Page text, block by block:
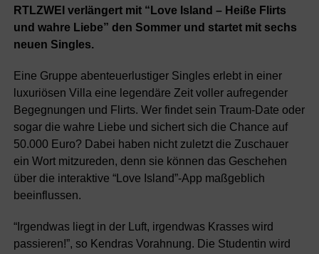
RTLZWEI verlängert mit “Love Island – Heiße Flirts
und wahre Liebe” den Sommer und startet mit sechs
neuen Singles.
Eine Gruppe abenteuerlustiger Singles erlebt in einer
luxuriösen Villa eine legendäre Zeit voller aufregender
Begegnungen und Flirts. Wer findet sein Traum-Date oder
sogar die wahre Liebe und sichert sich die Chance auf
50.000 Euro? Dabei haben nicht zuletzt die Zuschauer
ein Wort mitzureden, denn sie können das Geschehen
über die interaktive “Love Island”-App maßgeblich
beeinflussen.
“Irgendwas liegt in der Luft, irgendwas Krasses wird
passieren!”, so Kendras Vorahnung. Die Studentin wird